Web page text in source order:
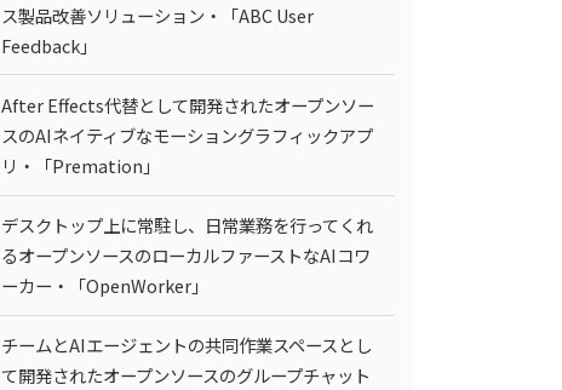
ス製品改善ソリューション・「ABC User
Feedback」
After Effects代替として開発されたオープンソー
スのAIネイティブなモーショングラフィックアプ
リ・「Premation」
デスクトップ上に常駐し、日常業務を行ってくれ
るオープンソースのローカルファーストなAIコワ
ーカー・「OpenWorker」
チームとAIエージェントの共同作業スペースとし
て開発されたオープンソースのグループチャット